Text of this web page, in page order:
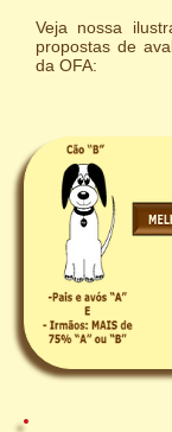
Veja nossa
propostas de
da OFA: